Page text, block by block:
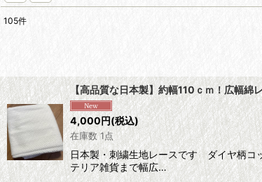
並び順 :
105件
【高品質な日本製】約幅110ｃｍ！広幅
4,000円(税込)
在庫数 1点
日本製・刺繍生地レースです ダイヤ柄コ
テリア雑貨まで幅広…